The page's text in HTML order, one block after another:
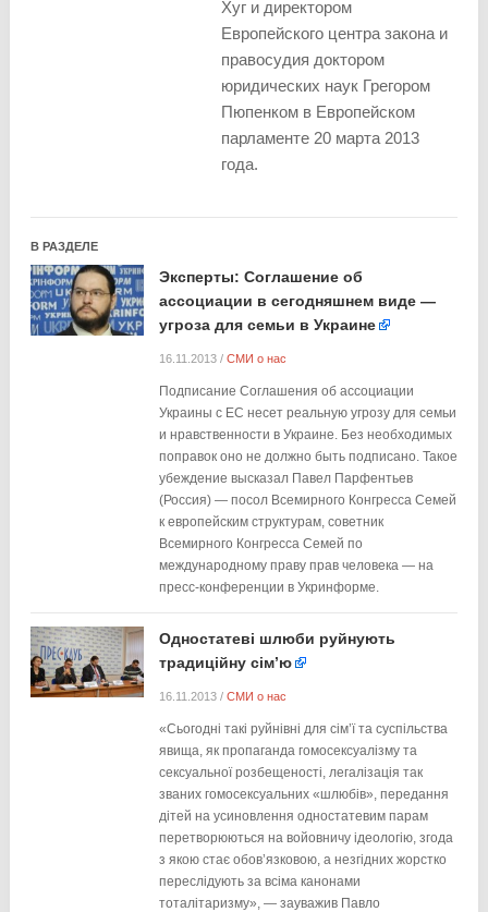
Хуг и директором
Европейского центра закона и
правосудия доктором
юридических наук Грегором
Пюпенком в Европейском
парламенте 20 марта 2013
года.
В РАЗДЕЛЕ
Эксперты: Соглашение об
ассоциации в сегодняшнем виде —
угроза для семьи в Украине
16.11.2013/ СМИ о нас
Подписание Соглашения об ассоциации
Украины с ЕС несет реальную угрозу для семьи
и нравственности в Украине. Без необходимых
поправок оно не должно быть подписано. Такое
убеждение высказал Павел Парфентьев
(Россия) — посол Всемирного Конгресса Семей
к европейским структурам, советник
Всемирного Конгресса Семей по
международному праву прав человека — на
пресс-конференции в Укринформе.
Одностатеві шлюби руйнують
традиційну сім’ю
16.11.2013/ СМИ о нас
«Сьогодні такі руйнівні для сім’ї та суспільства
явища, як пропаганда гомосексуалізму та
сексуальної розбещеності, легалізація так
званих гомосексуальних «шлюбів», передання
дітей на усиновлення одностатевим парам
перетворюються на войовничу ідеологію, згода
з якою стає обов’язковою, а незгідних жорстко
переслідують за всіма канонами
тоталітаризму», — зауважив Павло